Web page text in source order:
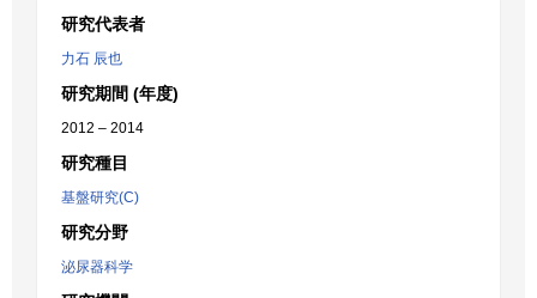
研究代表者
力石 辰也
研究期間 (年度)
2012 – 2014
研究種目
基盤研究(C)
研究分野
泌尿器科学